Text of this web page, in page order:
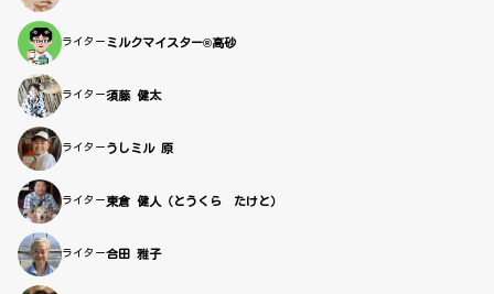
ライター ミルクマイスター®高砂
ライター須藤 健太
ライター うしミル 原
ライター 東倉 健人（とうくら たけと）
ライター合田 雅子